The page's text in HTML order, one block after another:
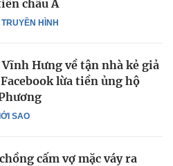
HÌNH
châu Á
SAO
Hưng về tận nhà kẻ giả
lừa tiền ủng hộ
cấm vợ mặc váy ra